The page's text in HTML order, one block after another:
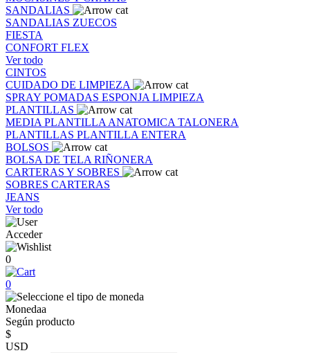
SANDALIAS
SANDALIAS ZUECOS
FIESTA
CONFORT FLEX
Ver todo
CINTOS
CUIDADO DE LIMPIEZA
SPRAY POMADAS ESPONJA LIMPIEZA
PLANTILLAS
MEDIA PLANTILLA ANATOMICA TALONERA
PLANTILLAS PLANTILLA ENTERA
BOLSOS
BOLSA DE TELA RIÑONERA
CARTERAS Y SOBRES
SOBRES CARTERAS
JEANS
Ver todo
Acceder
0
0
Monedaa
Según producto
$
USD